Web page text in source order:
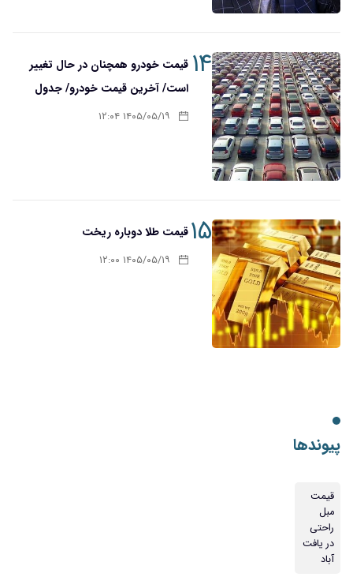
۱۴ قیمت‌ خودرو همچنان در حال تغییر
است/ آخرین قیمت خودرو/ جدول
۱۴۰۵/۰۵/۱۹ ۱۲:۰۴
۱۵قیمت طلا دوباره ریخت
۱۴۰۵/۰۵/۱۹ ۱۲:۰۰
پیوندها
قیمت
مبل
راحتی
در یافت
آباد